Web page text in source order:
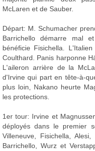
McLaren et de Sauber.
Départ: M. Schumacher
Barrichello démarre mal
bénéficie Fisichella.
Coulthard. Panis harponne
L'aileron arrière de la
d'Irvine qui part en tête-à-
plus loin, Nakano heurte
les protections.
1er tour: Irvine et
déployés dans le premier
Villeneuve, Fisichella,
Barrichello, Wurz et